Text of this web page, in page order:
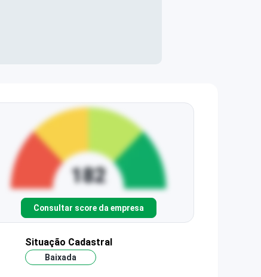
Consultar score da empresa
Situação Cadastral
Baixada